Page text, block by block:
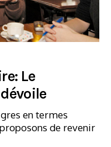
Le
en termes
de revenir